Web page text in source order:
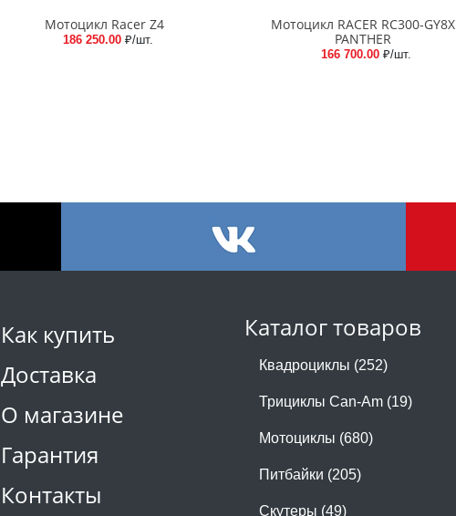
Мотоцикл Racer Z4
186 250.00 ₽/шт.
Мотоцикл RACER RC300-GY8Х
PANTHER
166 700.00 ₽/шт.
Как купить
Доставка
О магазине
Гарантия
Контакты
Каталог товаров
Квадроциклы (252)
Трициклы Can-Am (19)
Мотоциклы (680)
Питбайки (205)
Скутеры (49)